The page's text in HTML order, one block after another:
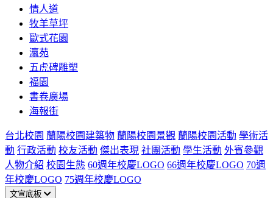
情人道
牧羊草坪
歐式花園
瀛苑
五虎碑雕塑
福園
書卷廣場
海報街
台北校園 蘭陽校園建築物 蘭陽校園景觀 蘭陽校園活動 學術活
動 行政活動 校友活動 傑出表現 社團活動 學生活動 外賓參觀
人物介紹 校園生態 60週年校慶LOGO 66週年校慶LOGO 70週
年校慶LOGO 75週年校慶LOGO
文宣底板